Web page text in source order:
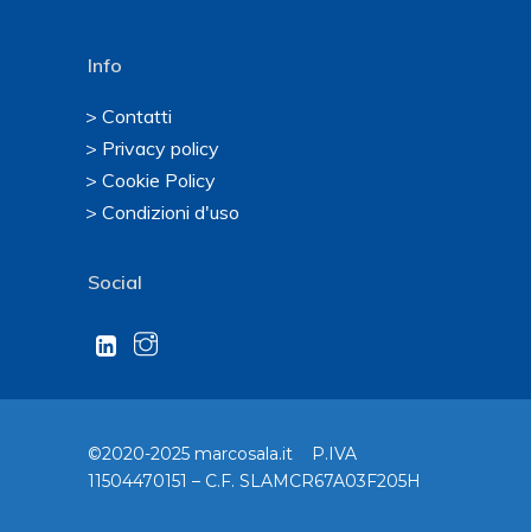
Info
> Contatti
> Privacy policy
> Cookie Policy
> Condizioni d'uso
Social
©2020-2025 marcosala.it P.IVA
11504470151 – C.F. SLAMCR67A03F205H